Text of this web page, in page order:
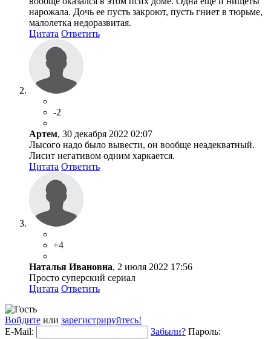
нарожала. Дочь ее пусть закроют, пусть гниет в тюрьме,
малолетка недоразвитая.
Цитата Ответить
-2
Артем, 30 декабря 2022 02:07
Лысого надо было вывести, он вообще неадекватный.
Лисит негативом одним харкается.
Цитата Ответить
+4
Наталья Ивановна, 2 июля 2022 17:56
Просто суперский сериал
Цитата Ответить
Войдите или зарегистрируйтесь!
E-Mail:
Забыли? Пароль: